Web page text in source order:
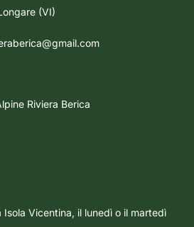
(VI)
Riviera Berica
Vicentina, il lunedì o il martedì